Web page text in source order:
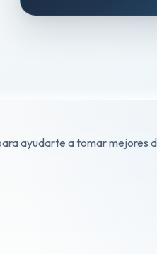
ayudarte a tomar mejores